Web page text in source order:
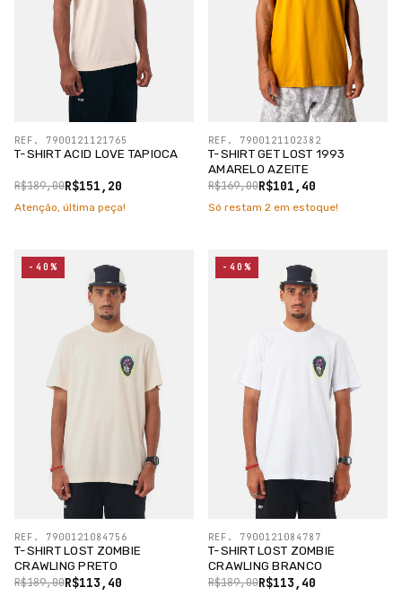
T-SHIRT ACID LOVE TAPIOCA
R$151,20
R$189,00
REF. 7900121121765
Atenção, última peça!
T-SHIRT GET LOST 1993
AMARELO AZEITE
R$101,40
R$169,00
REF. 7900121102382
Só restam 2 em estoque!
T-SHIRT LOST ZOMBIE
CRAWLING PRETO
R$113,40
R$189,00
REF. 7900121084756
-40%
T-SHIRT LOST ZOMBIE
CRAWLING BRANCO
R$113,40
R$189,00
REF. 7900121084787
-40%